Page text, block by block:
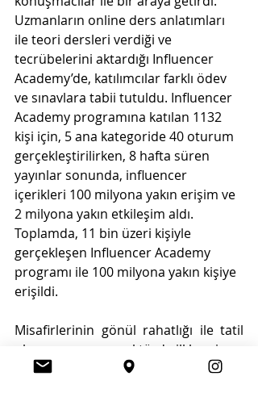
Uzmanların online ders anlatımları
ile teori dersleri verdiği ve
tecrübelerini aktardığı Influencer
Academy’de, katılımcılar farklı ödev
ve sınavlara tabii tutuldu. Influencer
Academy programına katılan 1132
kişi için, 5 ana kategoride 40 oturum
gerçekleştirilirken, 8 hafta süren
yayınlar sonunda, influencer
içerikleri 100 milyona yakın erişim ve
2 milyona yakın etkileşim aldı.
Toplamda, 11 bin üzeri kişiyle
gerçekleşen Influencer Academy
programı ile 100 milyona yakın kişiye
erişildi.
Misafirlerinin gönül rahatlığı ile tatil
planı yapması ve sektörde ilklere imza
atmak adına özenle çalışan Tatilsepeti